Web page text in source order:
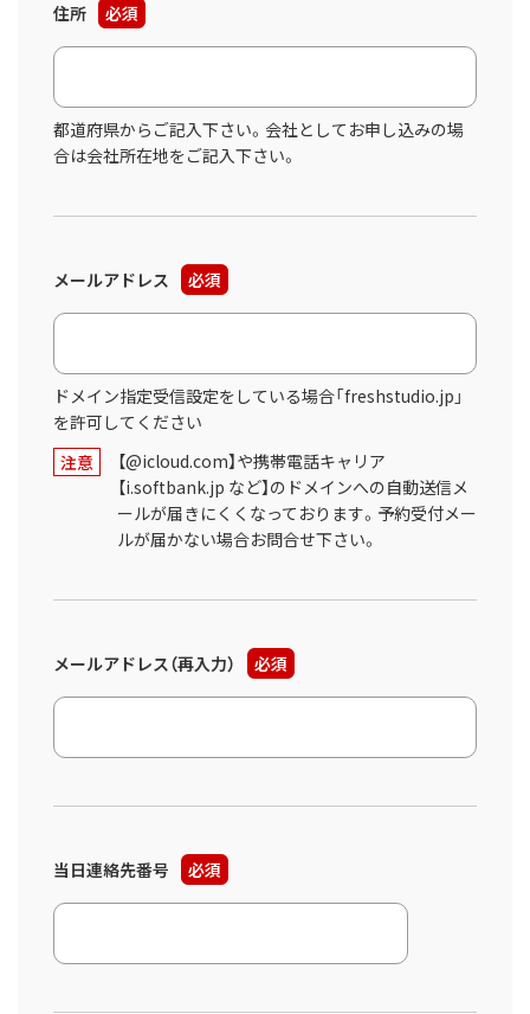
住所 必須
都道府県からご記入下さい。会社としてお申し込みの場
合は会社所在地をご記入下さい。
メールアドレス 必須
ドメイン指定受信設定をしている場合「freshstudio.jp」
を許可してください
注意
【@icloud.com】や携帯電話キャリア
【i.softbank.jp など】のドメインへの自動送信メ
ールが届きにくくなっております。予約受付メー
ルが届かない場合お問合せ下さい。
メールアドレス（再入力） 必須
当日連絡先番号 必須